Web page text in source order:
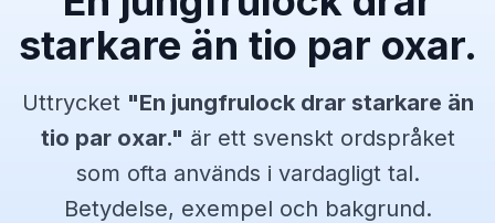
starkare än tio par oxar.
Uttrycket "En jungfrulock drar starkare än
tio par oxar." är ett svenskt ordspråket
som ofta används i vardagligt tal.
Betydelse, exempel och bakgrund.